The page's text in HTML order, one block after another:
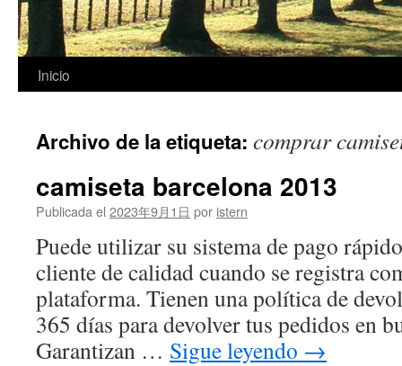
Saltar
contenido
Inicio
Archivo de la etiqueta: comprar
camiseta barcelona 2013
Publicada el 2023年9月1日 por istern
Puede utilizar su sistema de pago
cliente de calidad cuando se registra
plataforma. Tienen una política de
365 días para devolver tus pedidos en
Garantizan … Sigue leyendo →